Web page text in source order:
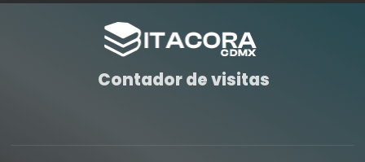
Contador de visitas